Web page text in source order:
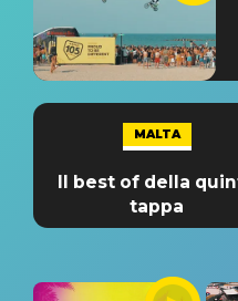
MALTA
Il best of della
tappa